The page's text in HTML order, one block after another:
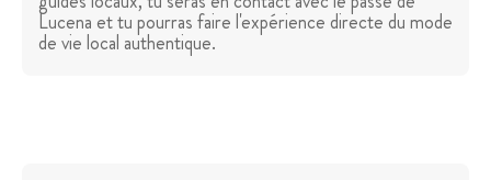
Lucena et tu pourras faire l'expérience directe du mode
de vie local authentique.